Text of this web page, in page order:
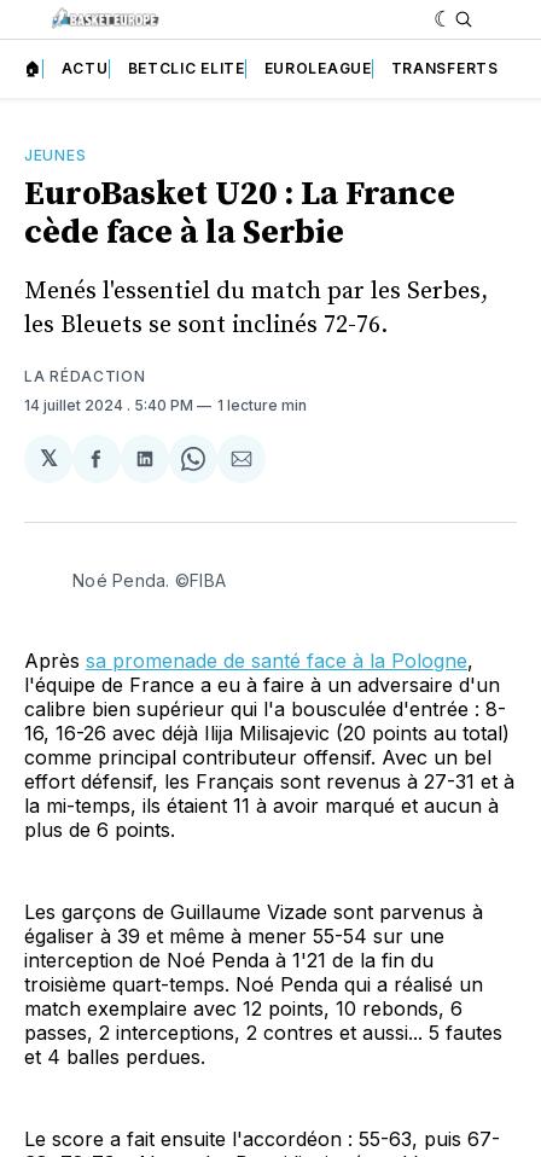
🏠 ACTU BETCLIC ELITE EUROLEAGUE TRANSFERTS
JEUNES
EuroBasket U20 : La France
cède face à la Serbie
Menés l'essentiel du match par les Serbes,
les Bleuets se sont inclinés 72-76.
LA RÉDACTION
14 juillet 2024 . 5:40 PM 1 lecture min
𝕏
Partager
Facebook
Partager
LinkedIn
Share
WhatsApp
Partager
Courriel
Noé Penda. ©FIBA
Après sa promenade de santé face à la Pologne,
l'équipe de France a eu à faire à un adversaire d'un
calibre bien supérieur qui l'a bousculée d'entrée : 8-
16, 16-26 avec déjà Ilija Milisajevic (20 points au total)
comme principal contributeur offensif. Avec un bel
effort défensif, les Français sont revenus à 27-31 et à
la mi-temps, ils étaient 11 à avoir marqué et aucun à
plus de 6 points.
Les garçons de Guillaume Vizade sont parvenus à
égaliser à 39 et même à mener 55-54 sur une
interception de Noé Penda à 1'21 de la fin du
troisième quart-temps. Noé Penda qui a réalisé un
match exemplaire avec 12 points, 10 rebonds, 6
passes, 2 interceptions, 2 contres et aussi... 5 fautes
et 4 balles perdues.
Le score a fait ensuite l'accordéon : 55-63, puis 67-